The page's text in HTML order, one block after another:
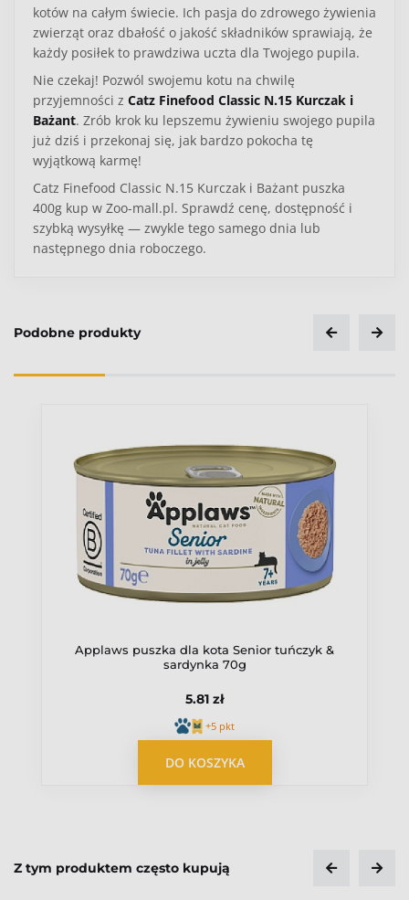
kotów na całym świecie. Ich pasja do zdrowego żywienia
zwierząt oraz dbałość o jakość składników sprawiają, że
każdy posiłek to prawdziwa uczta dla Twojego pupila.
Nie czekaj! Pozwól swojemu kotu na chwilę
przyjemności z Catz Finefood Classic N.15 Kurczak i
Bażant. Zrób krok ku lepszemu żywieniu swojego pupila
już dziś i przekonaj się, jak bardzo pokocha tę
wyjątkową karmę!
Catz Finefood Classic N.15 Kurczak i Bażant puszka
400g kup w Zoo-mall.pl. Sprawdź cenę, dostępność i
szybką wysyłkę — zwykle tego samego dnia lub
następnego dnia roboczego.
Typ produktu
Źródło białka
Kurczak
OPUBLIKUJ OPINIĘ
Podobne produkty
Applaws puszka dla kota Senior tuńczyk &
sardynka 70g
5.81 zł
+5 pkt
DO KOSZYKA
Z tym produktem często kupują